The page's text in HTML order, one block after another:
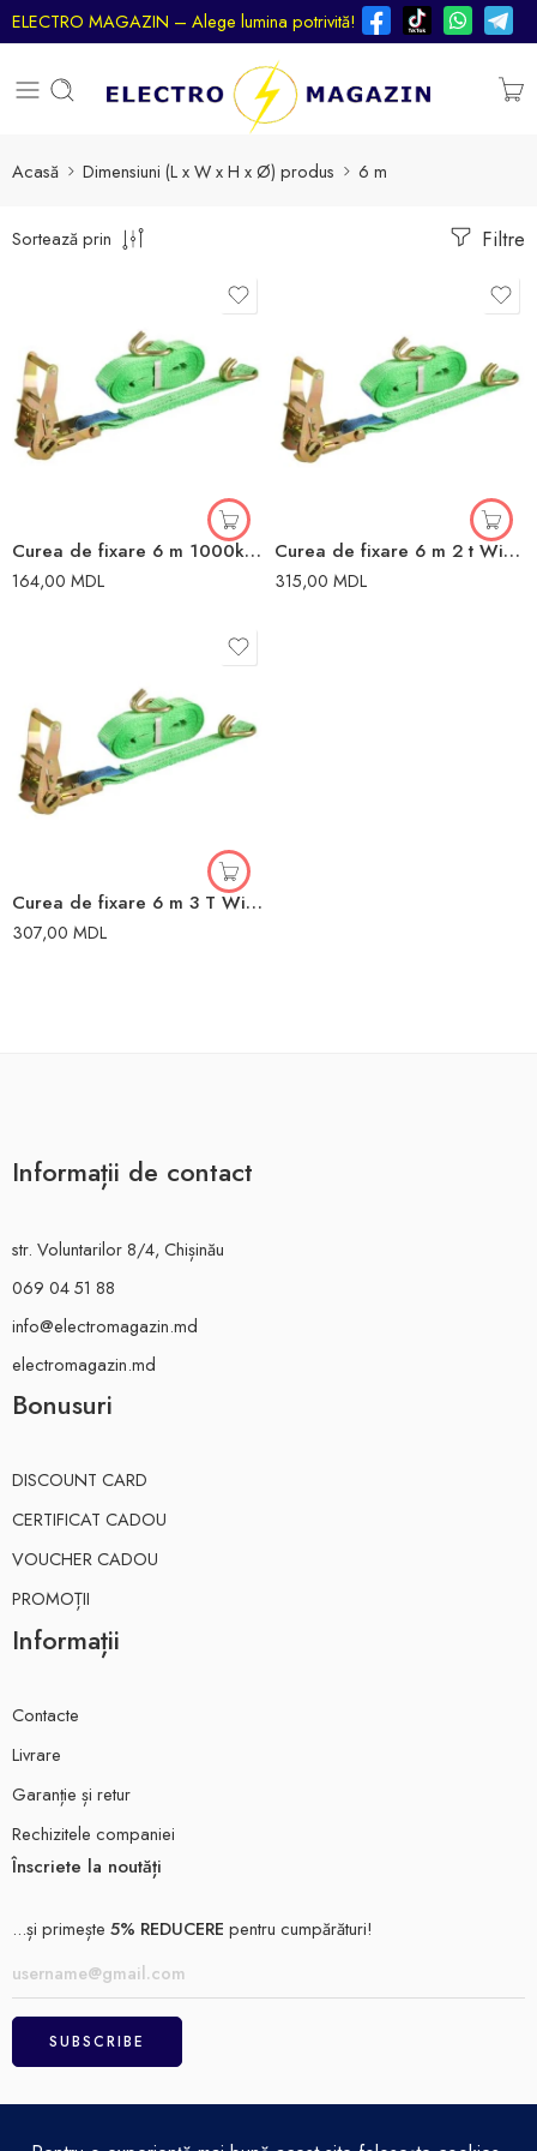
ELECTRO MAGAZIN – Alege lumina potrivită!
Acasă Dimensiuni (L x W x H x Ø) produs 6 m
Filtre
Sortează prin
Curea de fixare 6 m 1000kg Winso
164,00 MDL
Curea de fixare 6 m 2 t Winso
315,00 MDL
Curea de fixare 6 m 3 T Winso
307,00 MDL
Informații de contact
str. Voluntarilor 8/4, Chișinău
069 04 51 88
info@electromagazin.md
electromagazin.md
Bonusuri
DISCOUNT CARD
CERTIFICAT CADOU
VOUCHER CADOU
PROMOȚII
Informații
Contacte
Livrare
Garanție și retur
Rechizitele companiei
Înscriete la noutăți
...și primește 5% REDUCERE pentru cumpărături!